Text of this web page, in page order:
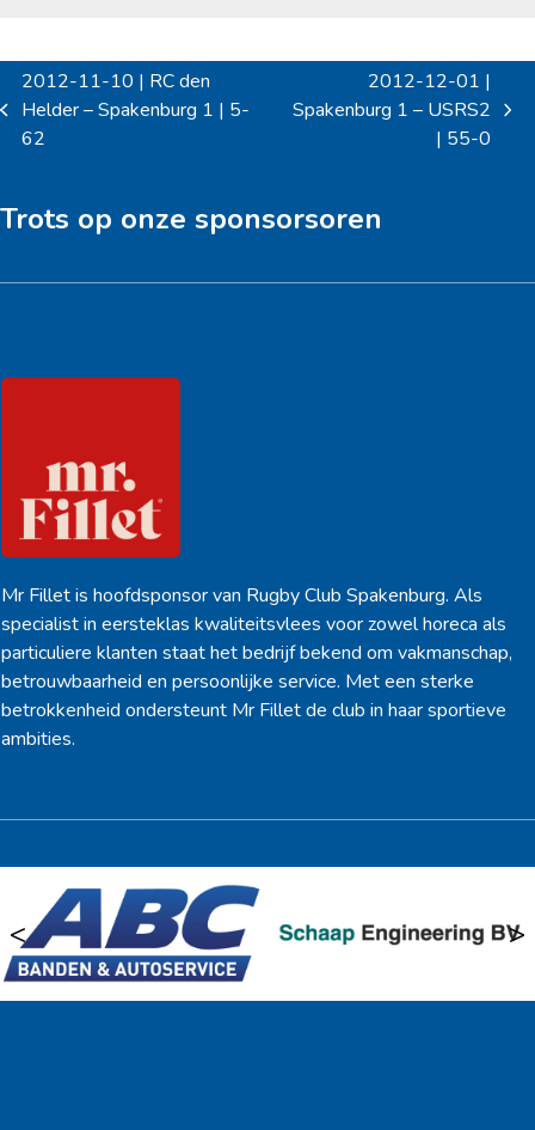
previous
post:
2012-11-10 | RC den
Helder – Spakenburg 1 | 5-
62
next
2012-12-01 |
Spakenburg 1 – USRS2
| 55-0
Trots op onze sponsorsoren
Mr Fillet is hoofdsponsor van Rugby Club Spakenburg. Als
specialist in eersteklas kwaliteitsvlees voor zowel horeca als
particuliere klanten staat het bedrijf bekend om vakmanschap,
betrouwbaarheid en persoonlijke service. Met een sterke
betrokkenheid ondersteunt Mr Fillet de club in haar sportieve
ambities.
< >